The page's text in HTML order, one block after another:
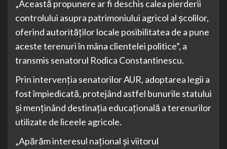
„Această propunere ar fi deschis calea pierderii
controlului asupra patrimoniului agricol al școlilor,
oferind autorităților locale posibilitatea de a pune
aceste terenuri în mâna clientelei politice”, a
transmis senatorul Rodica Constantinescu.
Prin intervenția senatorilor AUR, adoptarea legii a
fost împiedicată, protejând astfel bunurile statului
și menținând destinația educațională a terenurilor
utilizate de liceele agricole.
„Apărăm interesul național și viitorul